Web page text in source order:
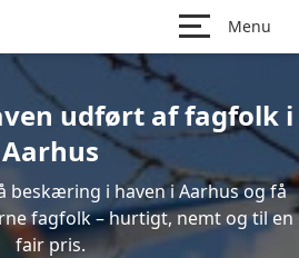
Menu
udført af fagfolk i
Aarhus
beskæring i haven i Aarhus og få
fagfolk – hurtigt, nemt og til en
fair pris.